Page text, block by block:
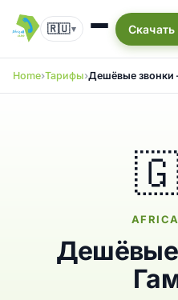
🇷🇺▾
Home Тарифы Дешёвые звонки